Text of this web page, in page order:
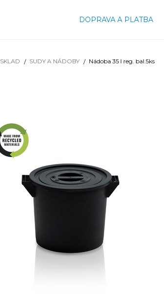
DOPRAVA A PLATBA
SKLAD SUDY A NÁDOBY Nádoba 35 l reg. bal.5ks